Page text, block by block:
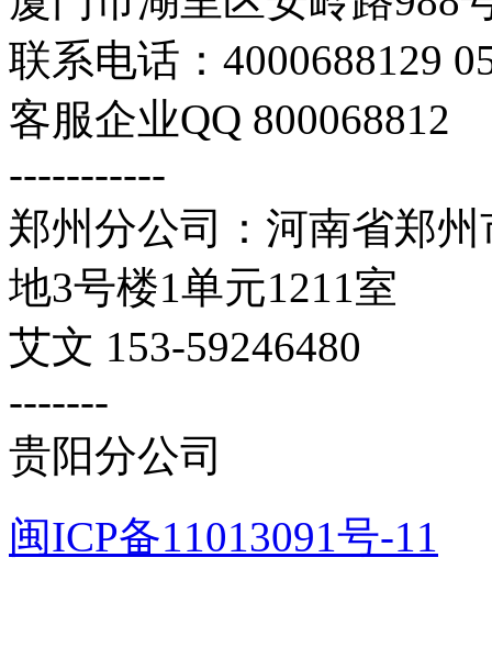
联系电话：4000688129
客服企业QQ 800068812
-----------
郑州分公司：河南省郑
地3号楼1单元1211室
艾文 153-59246480
-------
贵阳分公司
闽ICP备11013091号-11